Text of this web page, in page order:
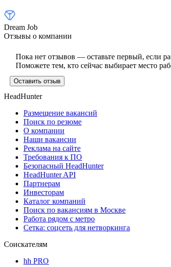
Dream Job
Отзывы о компании
Пока нет отзывов — оставьте первый, если
Поможете тем, кто сейчас выбирает место
Оставить отзыв
HeadHunter
Размещение вакансий
Поиск по резюме
О компании
Наши вакансии
Реклама на сайте
Требования к ПО
Безопасный HeadHunter
HeadHunter API
Партнерам
Инвесторам
Каталог компаний
Поиск по вакансиям в Москве
Работа рядом с метро
Сетка: соцсеть для нетворкинга
Соискателям
hh PRO